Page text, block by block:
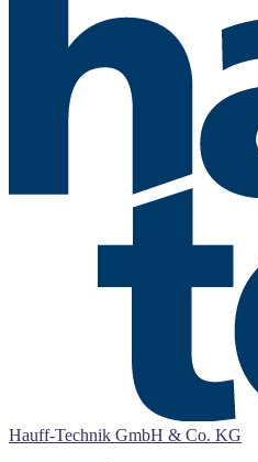
Hauff-Technik GmbH & Co. KG